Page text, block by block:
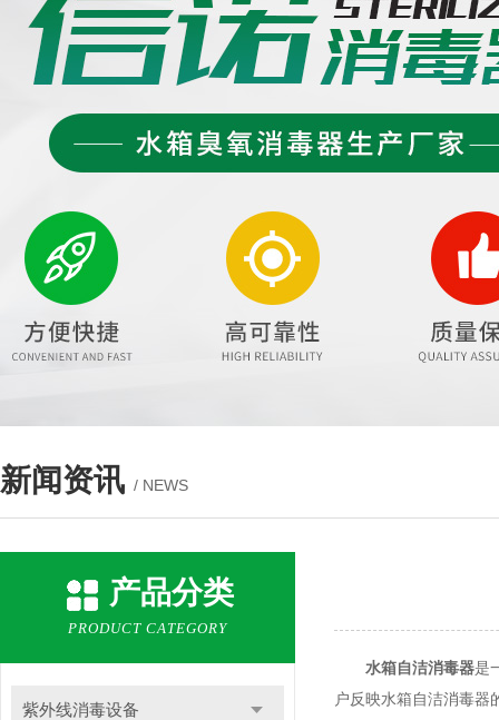
新闻资讯 / NEWS
产品分类
PRODUCT CATEGORY
紫外线消毒设备
水箱自洁消毒器是
户反映水箱自洁消毒器